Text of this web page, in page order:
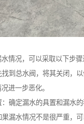
情况，可以采取以下步骤
找到总水阀，将其关闭，
进一步恶化。
确定漏水的具置和漏水的
漏水情况不是很严重，